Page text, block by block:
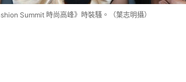
Summit 時尚高峰》時裝騷。（葉志明攝）